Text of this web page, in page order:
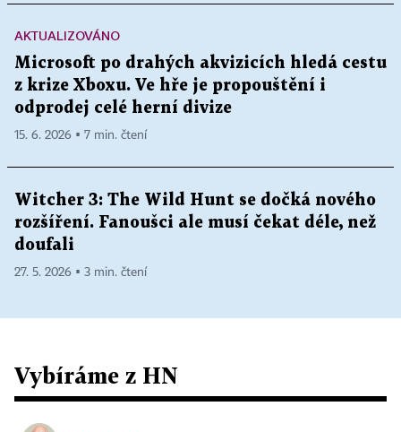
AKTUALIZOVÁNO
Microsoft po drahých akvizicích hledá cestu
z krize Xboxu. Ve hře je propouštění i
odprodej celé herní divize
15. 6. 2026 ▪ 7 min. čtení
Witcher 3: The Wild Hunt se dočká nového
rozšíření. Fanoušci ale musí čekat déle, než
doufali
27. 5. 2026 ▪ 3 min. čtení
Vybíráme z HN